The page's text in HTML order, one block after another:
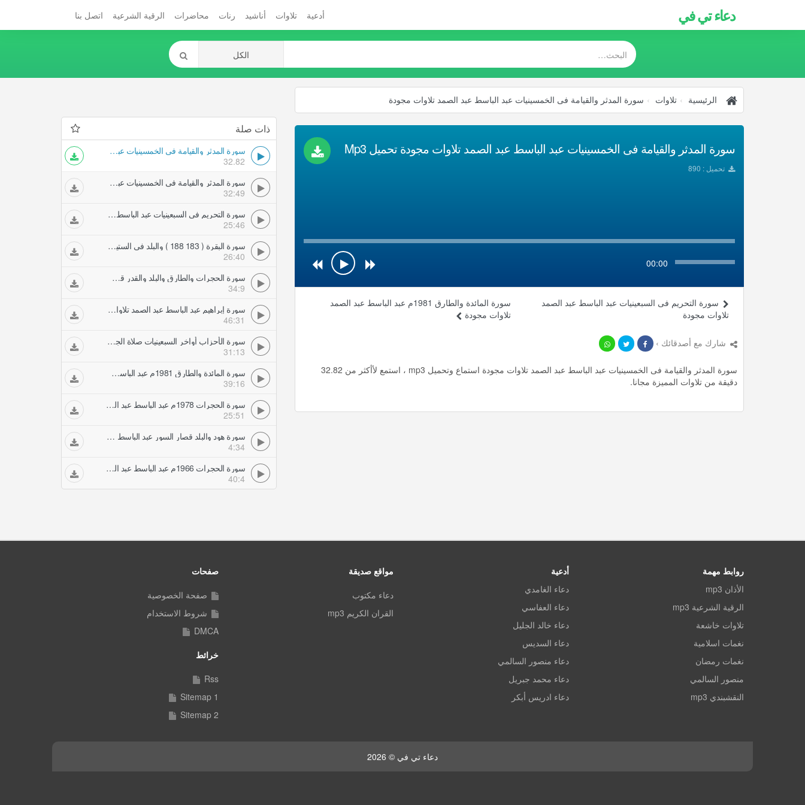
دعاء تي في أدعية تلاوات أناشيد رنات محاضرات الرقية الشرعية اتصل بنا
الرئيسية تلاوات سورة المدثر والقيامة فى الخمسينيات عبد الباسط عبد الصمد تلاوات مجودة
سورة المدثر والقيامة فى الخمسينيات عبد الباسط عبد الصمد تلاوات مجودة تحميل Mp3
تحميل : 890
00:00
سورة المائدة والطارق 1981م عبد الباسط عبد الصمد
تلاوات مجودة
سورة التحريم فى السبعينيات عبد الباسط عبد الصمد
تلاوات مجودة
شارك مع أصدقائك ›
سورة المدثر والقيامة فى الخمسينيات عبد الباسط عبد الصمد تلاوات مجودة استماع وتحميل mp3 ، استمع لأأكثر من 32.82
دقيقة من تلاوات المميزة مجانا.
ذات صلة
سورة المدثر والقيامة فى الخمسينيات عبد الباسط عبد الصمد تلاوات مجودة
32.82
سورة المدثر والقيامة فى الخمسينيات عبد الباسط عبد الصمد تلاوات مجودة
32:49
سورة التحريم فى السبعينيات عبد الباسط عبد الصمد تلاوات مجودة
25:46
سورة البقرة ( 183 188 ) والبلد فى الستينيات عبد الباسط عبد الصمد تلاوات مجودة
26:40
سورة الحجرات والطارق والبلد والقدر قصار السور 1972 عبد الباسط عبد الصمد تلاوات مجودة
34:9
سورة إبراهيم عبد الباسط عبد الصمد تلاوات مجودة
46:31
سورة الأحزاب أواخر السبعينيات صلاة الجمعة عبد الباسط عبد الصمد تلاوات مجودة
31:13
سورة المائدة والطارق 1981م عبد الباسط عبد الصمد تلاوات مجودة
39:16
سورة الحجرات 1978م عبد الباسط عبد الصمد تلاوات مجودة
25:51
سورة هود والبلد قصار السور عبد الباسط عبد الصمد تلاوات مجودة
4:34
سورة الحجرات 1966م عبد الباسط عبد الصمد تلاوات مجودة
40:4
روابط مهمة
الأذان mp3
الرقية الشرعية mp3
تلاوات خاشعة
نغمات اسلامية
نغمات رمضان
منصور السالمي
النقشبندي mp3
أدعية
دعاء الغامدي
دعاء العفاسي
دعاء خالد الجليل
دعاء السديس
دعاء منصور السالمي
دعاء محمد جبريل
دعاء ادريس أبكر
مواقع صديقة
دعاء مكتوب
القران الكريم mp3
صفحات
صفحة الخصوصية
شروط الاستخدام
DMCA
خرائط
Rss
Sitemap 1
Sitemap 2
دعاء تي في © 2026